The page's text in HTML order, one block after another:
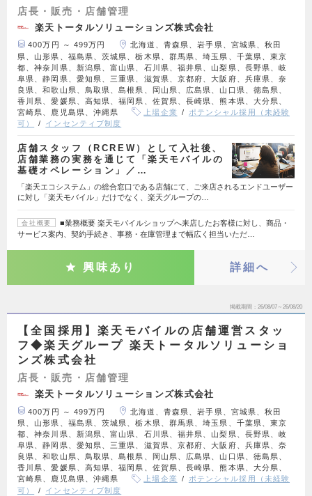
店長・販売・店舗管理
楽天トータルソリューションズ株式会社
400万円 ～ 499万円
北海道、青森県、岩手県、宮城県、秋田
県、山形県、福島県、茨城県、栃木県、群馬県、埼玉県、千葉県、東京
都、神奈川県、新潟県、富山県、石川県、福井県、山梨県、長野県、岐
阜県、静岡県、愛知県、三重県、滋賀県、京都府、大阪府、兵庫県、奈
良県、和歌山県、鳥取県、島根県、岡山県、広島県、山口県、徳島県、
香川県、愛媛県、高知県、福岡県、佐賀県、長崎県、熊本県、大分県、
宮崎県、鹿児島県、沖縄県
上場企業
ポテンシャル採用（未経験
可）
インセンティブ制度
店舗スタッフ（RCREW）として入社後、
店舗業務の実務を通じて「楽天モバイルの
基礎オペレーション」／…
「楽天エコシステム」の総合窓口である店舗にて、ご来店されるエンドユーザー
に対し「楽天モバイル」だけでなく、楽天グループの…
会社概要
■業務概要 楽天モバイルショップへ来店したお客様に対し、商品・
サービス案内、契約手続き、事務・在庫管理まで幅広く担当いただ…
興味あり 詳細へ
掲載期間 26/08/07～26/08/20
【全国採用】楽天モバイルの店舗運営スタッ
フ◆楽天グループ 楽天トータルソリューショ
ンズ株式会社
店長・販売・店舗管理
楽天トータルソリューションズ株式会社
400万円 ～ 499万円
北海道、青森県、岩手県、宮城県、秋田
県、山形県、福島県、茨城県、栃木県、群馬県、埼玉県、千葉県、東京
都、神奈川県、新潟県、富山県、石川県、福井県、山梨県、長野県、岐
阜県、静岡県、愛知県、三重県、滋賀県、京都府、大阪府、兵庫県、奈
良県、和歌山県、鳥取県、島根県、岡山県、広島県、山口県、徳島県、
香川県、愛媛県、高知県、福岡県、佐賀県、長崎県、熊本県、大分県、
宮崎県、鹿児島県、沖縄県
上場企業
ポテンシャル採用（未経験
可）
インセンティブ制度